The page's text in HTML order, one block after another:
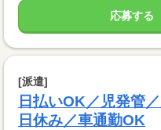
応募する
[派遣]
日払いOK／児発管
日休み／車通勤OK